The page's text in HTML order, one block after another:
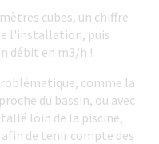
cubes, un chiffre
l'installation, puis
débit en m3/h !
comme la
du bassin, ou avec
loin de la piscine,
de tenir compte des